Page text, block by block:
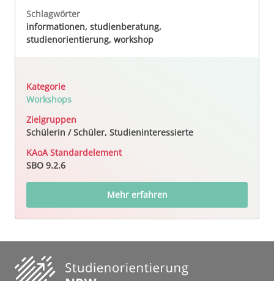
Schlagwörter
informationen, studienberatung,
studienorientierung, workshop
Kategorie
Workshops
Zielgruppen
Schülerin / Schüler, Studieninteressierte
KAoA Standardelement
SBO 9.2.6
Mehr erfahren